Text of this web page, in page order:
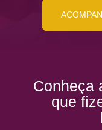
Conheça
que